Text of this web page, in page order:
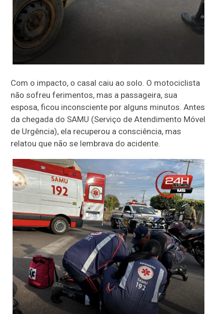
Com o impacto, o casal caiu ao solo. O motociclista
não sofreu ferimentos, mas a passageira, sua
esposa, ficou inconsciente por alguns minutos. Antes
da chegada do SAMU (Serviço de Atendimento Móvel
de Urgência), ela recuperou a consciência, mas
relatou que não se lembrava do acidente.